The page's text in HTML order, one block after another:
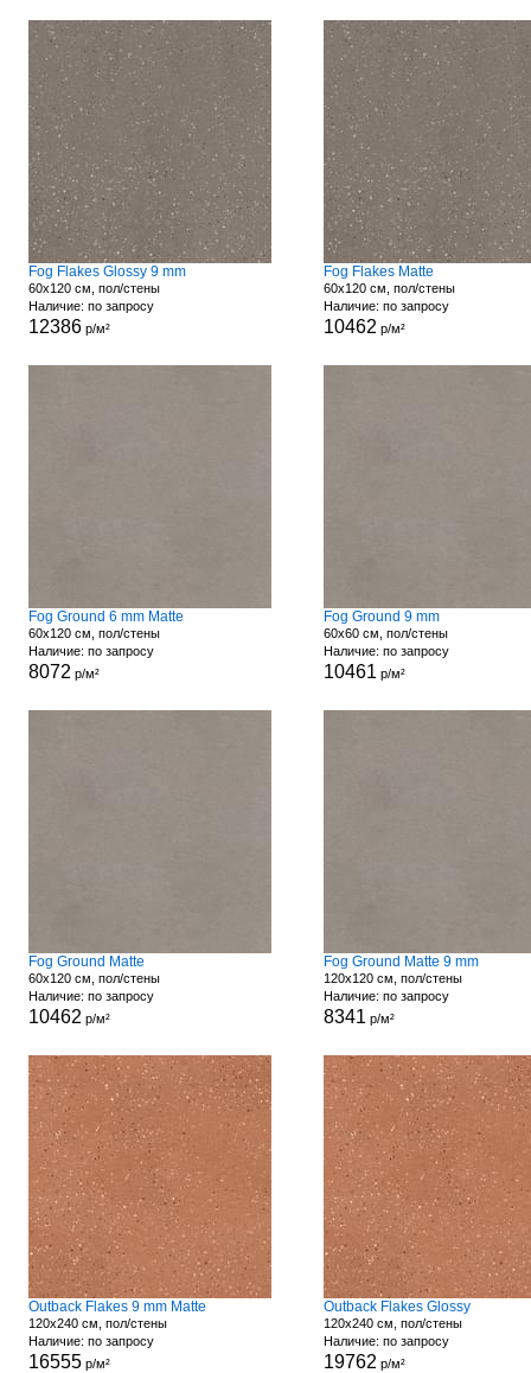
Fog Flakes Glossy 9 mm
60x120 см, пол/стены
Наличие: по запросу
12386р/м²
Fog Flakes Matte
60x120 см, пол/стены
Наличие: по запросу
10462 р/м²
Fog Ground 6 mm Matte
60x120 см, пол/стены
Наличие: по запросу
8072 р/м²
Fog Ground 9 mm
60x60 см, пол/стены
Наличие: по запросу
10461 р/м²
Fog Ground Matte
60x120 см, пол/стены
Наличие: по запросу
10462 р/м²
Fog Ground Matte 9 mm
120x120 см, пол/стены
Наличие: по запросу
8341 р/м²
Outback Flakes 9 mm Matte
120x240 см, пол/стены
Наличие: по запросу
16555р/м²
Outback Flakes Glossy
120x240 см, пол/стены
Наличие: по запросу
19762 р/м²